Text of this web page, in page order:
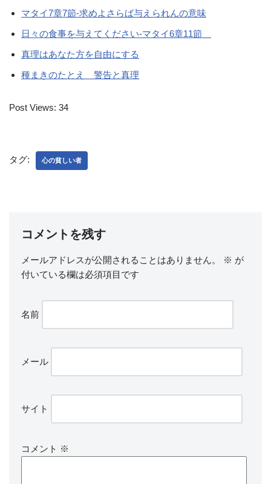
マタイ7章7節-求めよさらば与えられんの意味
日々の食事を与えてください-マタイ6章11節
真理はあなた方を自由にする
種まきのたとえ 警告と真理
Post Views: 34
タグ: 心の貧しい者
コメントを残す
メールアドレスが公開されることはありません。 ※ が
付いている欄は必須項目です
名前
メール
サイト
コメント ※